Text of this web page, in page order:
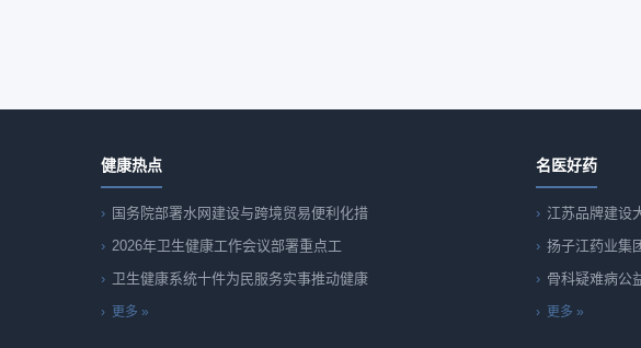
健康热点
国务院部署水网建设与跨境贸易便利化措
2026年卫生健康工作会议部署重点工
卫生健康系统十件为民服务实事推动健康
更多 »
名医好药
江苏品牌建设
扬子江药业集
骨科疑难病公
更多 »